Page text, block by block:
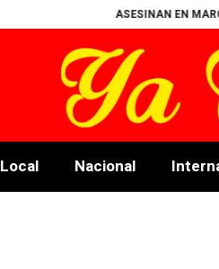
ASESINAN EN
Local Nacional